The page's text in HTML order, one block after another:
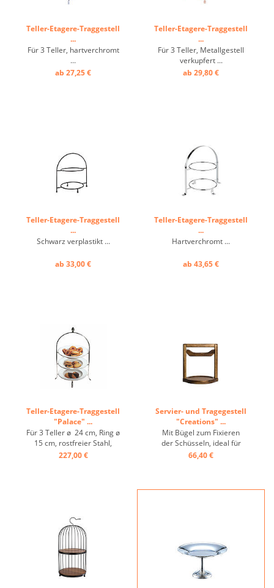
Teller-Etagere-Traggestell
...
Für 3 Teller, hartverchromt
...
ab 27,25 €
Teller-Etagere-Traggestell
...
Für 3 Teller, Metallgestell
verkupfert ...
ab 29,80 €
Teller-Etagere-Traggestell
...
Schwarz verplastikt ...
ab 33,00 €
Teller-Etagere-Traggestell
...
Hartverchromt ...
ab 43,65 €
Teller-Etagere-Traggestell
"Palace" ...
Für 3 Teller ø 24 cm, Ring ø
15 cm, rostfreier Stahl,
Knopf: Eichelform ...
227,00 €
Servier- und Tragegestell
"Creations" ...
Mit Bügel zum Fixieren
der Schüsseln, ideal für
Pier/Storm, Holz ...
66,40 €